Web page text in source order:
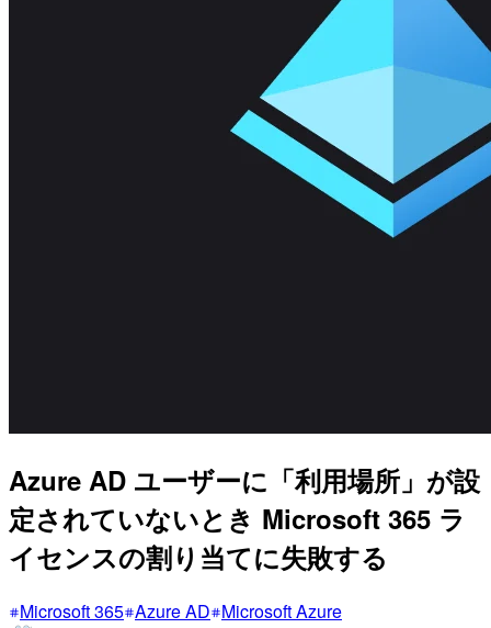
Azure AD ユーザーに「利用場所」が設
定されていないとき Microsoft 365 ラ
イセンスの割り当てに失敗する
Microsoft 365 Azure AD Microsoft Azure